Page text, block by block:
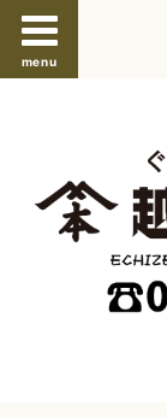
menu